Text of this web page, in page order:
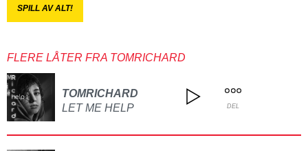
SPILL AV ALT!
FLERE LÅTER FRA TOMRICHARD
TOMRICHARD
LET ME HELP
DEL